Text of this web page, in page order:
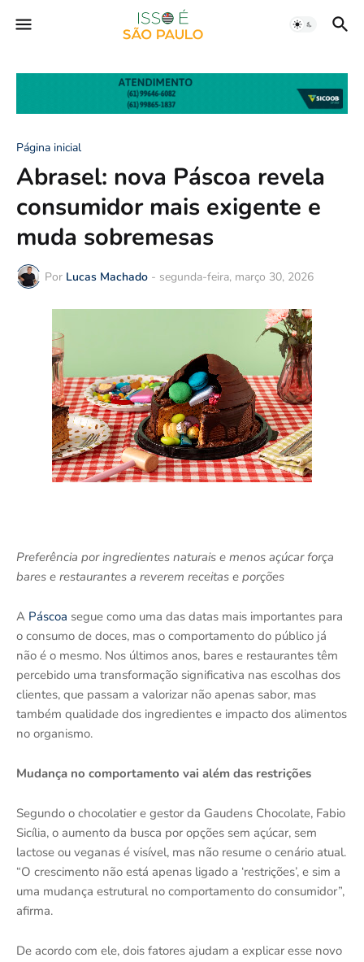
Página inicial
Abrasel: nova Páscoa revela
consumidor mais exigente e
muda sobremesas
Por Lucas Machado - segunda-feira, março 30, 2026
Preferência por ingredientes naturais e menos açúcar força
bares e restaurantes a reverem receitas e porções
A Páscoa segue como uma das datas mais importantes para
o consumo de doces, mas o comportamento do público já
não é o mesmo. Nos últimos anos, bares e restaurantes têm
percebido uma transformação significativa nas escolhas dos
clientes, que passam a valorizar não apenas sabor, mas
também qualidade dos ingredientes e impacto dos alimentos
no organismo.
Mudança no comportamento vai além das restrições
Segundo o chocolatier e gestor da Gaudens Chocolate, Fabio
Sicília, o aumento da busca por opções sem açúcar, sem
lactose ou veganas é visível, mas não resume o cenário atual.
“O crescimento não está apenas ligado a ‘restrições’, e sim a
uma mudança estrutural no comportamento do consumidor”,
afirma.
De acordo com ele, dois fatores ajudam a explicar esse novo